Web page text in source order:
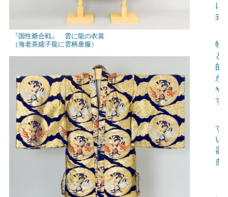
に
式
物
と
的
か
や
す
す
い
器
多
『国性爺合戦』 雲に龍の衣裳
（海老茶繻子龍に雲柄唐服）